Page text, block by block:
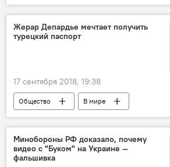
Жерар Депардье мечтает получить
турецкий паспорт
17 сентября 2018, 19:38
Общество В мире
Минобороны РФ доказало, почему
видео с "Буком" на Украине —
фальшивка